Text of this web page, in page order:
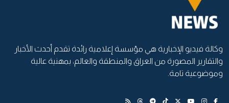
وكالة فيديو الإخبارية هي مؤسسة إعلامية رائدة تقدم أحدث الأخبار
والتقارير المصورة من العراق والمنطقة والعالم، بمهنية عالية
وموضوعية تامة.